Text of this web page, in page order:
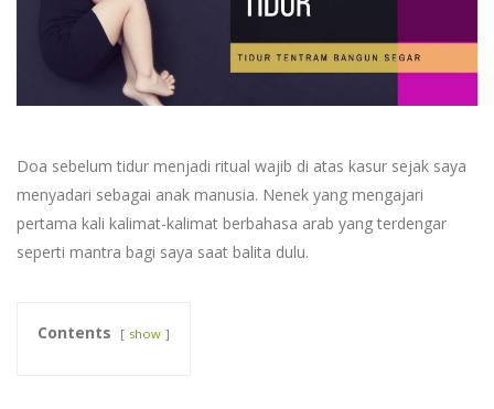
Doa sebelum tidur menjadi ritual wajib di atas kasur sejak saya
menyadari sebagai anak manusia. Nenek yang mengajari
pertama kali kalimat-kalimat berbahasa arab yang terdengar
seperti mantra bagi saya saat balita dulu.
Contents show